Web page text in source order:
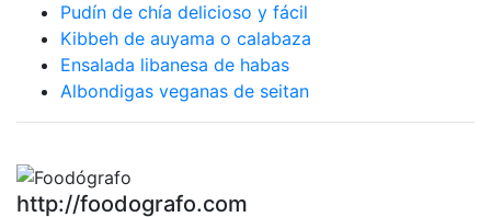
Pudín de chía delicioso y fácil
Kibbeh de auyama o calabaza
Ensalada libanesa de habas
Albondigas veganas de seitan
http://foodografo.com